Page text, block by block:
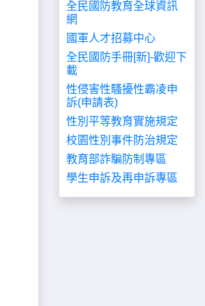
全民國防教育全球資訊
網
國軍人才招募中心
全民國防手冊[新]-歡迎下
載
性侵害性騷擾性霸凌申
訴(申請表)
性別平等教育實施規定
校園性別事件防治規定
教育部詐騙防制專區
學生申訴及再申訴專區